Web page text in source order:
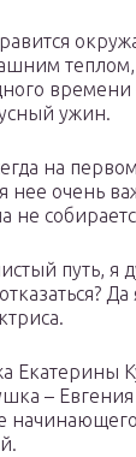
теплом,
времени
ужин.
на
нее очень
не
путь, я
Екатерины
–